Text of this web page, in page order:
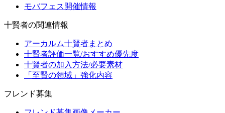
モバフェス開催情報
十賢者の関連情報
アーカルム十賢者まとめ
十賢者評価一覧/おすすめ優先度
十賢者の加入方法/必要素材
「至賢の領域」強化内容
フレンド募集